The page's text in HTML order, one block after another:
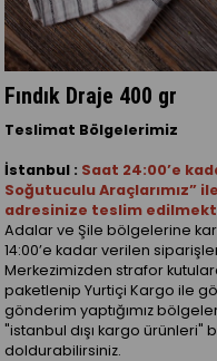
Fındık Draje 400 gr
Teslimat Bölgelerimiz
İstanbul : Saat 24:00’e
Soğutuculu Araçlarımız”
adresinize teslim
Adalar ve Şile bölgelerine
14:00’e kadar verilen
Merkezimizden strafor
paketlenip Yurtiçi Kargo ile
gönderim yaptığımız
"istanbul dışı kargo
doldurabilirsiniz.